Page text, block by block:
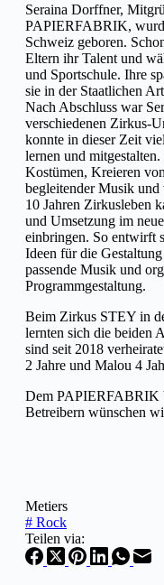
Seraina Dorffner,
PAPIERFABRIK,
Schweiz geboren.
Eltern ihr Talent und
und Sportschule. Ihre
sie in der Staatlichen
Nach Abschluss war
verschiedenen Zirkus-
konnte in dieser Zeit
lernen und
Kostümen, Kreieren
begleitender Musik und
10 Jahren Zirkusleben
und Umsetzung im
einbringen. So entwirft
Ideen für die
passende Musik und
Programmgestaltung.
Beim Zirkus STEY in
lernten sich die beiden
sind seit 2018
2 Jahre und Malou 4
Dem PAPIERFABRIK
Betreibern wünschen
Metiers
# Rock
Teilen via: